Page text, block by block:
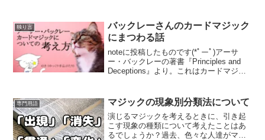
ちらでも情報共有をしておきたいと思っ
た次第。あめ虎@28 👑...
独り言
バックレーさんのカードマジック
にまつわる話
noteに投稿したものです(*ﾟーﾟ)アーサ
ー・バックレーの著書『Principles and
Deceptions』より。これはカードマジッ
よりもむしろ「現代」におい...
専門用語 マジックの現象別分類法について
演じるマジックを考えるときに、引き起
こす現象の種類について考えたことはあ
るでしょうか？過去、色々な人達がマジ